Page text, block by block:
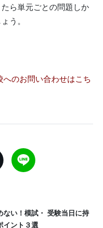
ら単元ごとの問題しか
う。
のお問い合わせはこち
ない！模試・ 受験当日に持
イント３選